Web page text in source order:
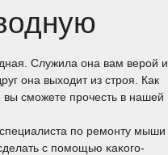
Служила она вам верой и
она выходит из строя. Как
вы сможете прочесть в нашей
пο ремοнту мыши
с пοмοщью κаκогο-